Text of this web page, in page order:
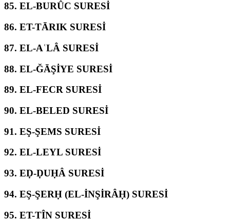
85. EL-BURÛC SURESİ
86. ET-TĀRIK SURESİ
87. EL-AʿLÂ SURESİ
88. EL-ĞĀŞİYE SURESİ
89. EL-FECR SURESİ
90. EL-BELED SURESİ
91. EŞ-ŞEMS SURESİ
92. EL-LEYL SURESİ
93. EḌ-ḌUḤÂ SURESİ
94. EŞ-ŞERḤ (EL-İNŞİRÂḤ) SURESİ
95. ET-TÎN SURESİ